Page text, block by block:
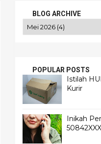
BLOG ARCHIVE
POPULAR POSTS
Istilah
Kurir
Inikah